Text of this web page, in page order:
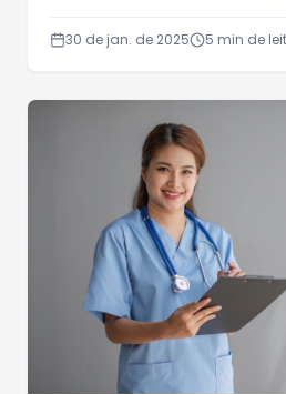
30 de jan. de 2025 5 min de